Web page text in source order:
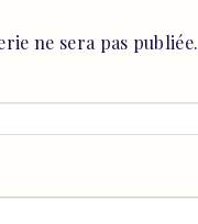
ne sera pas publiée.